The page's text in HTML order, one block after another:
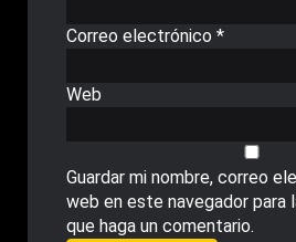
Correo electrónico *
Web
Guardar mi nombre, correo
web en este navegador para
que haga un comentario.